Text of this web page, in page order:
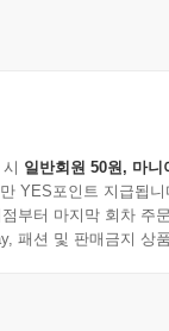
일반회원 50원, 마니
YES포인트 지급됩니
부터 마지막 회차 주
패션 및 판매금지 상